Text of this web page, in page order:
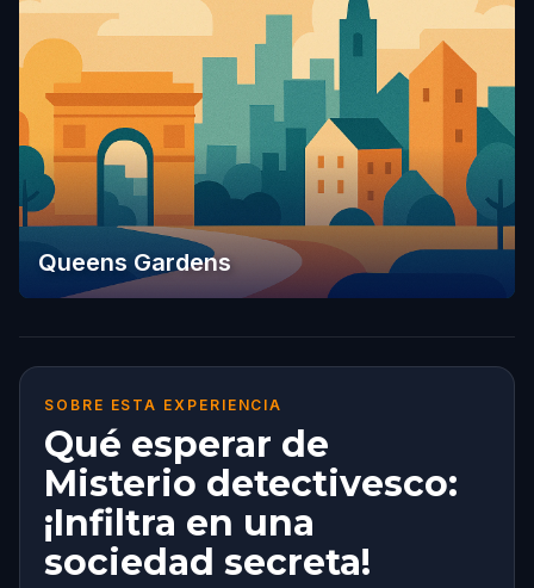
Queens Gardens
SOBRE ESTA EXPERIENCIA
Qué esperar de
Misterio detectivesco:
¡Infiltra en una
sociedad secreta!